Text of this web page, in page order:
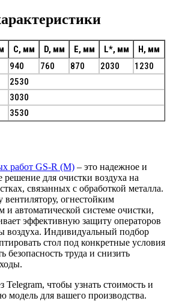
C, мм D, мм E, мм L*, мм
H, мм
940 760 870 2030
1230
2530
3030
3530
работ GS-R (M) – это надежное и
решение для очистки воздуха на
связанных с обработкой металла.
вентилятору, огнестойким
автоматической системе очистки,
эффективную защиту операторов
воздуха. Индивидуальный подбор
стол под конкретные условия
безопасность труда и снизить
Telegram, чтобы узнать стоимость и
модель для вашего производства.